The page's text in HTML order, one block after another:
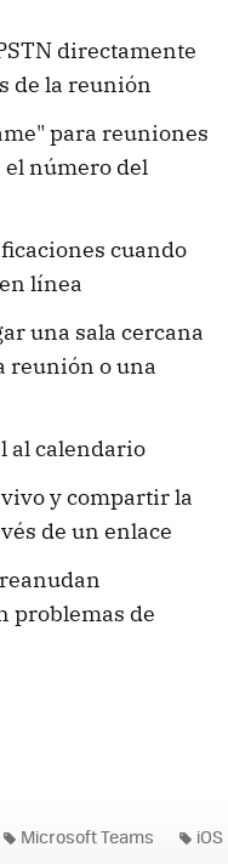
directamente
de la reunión
para reuniones
número del
cuando
línea
una sala cercana
reunión o una
al calendario
y compartir la
de un enlace
problemas de
Microsoft Teams iOS